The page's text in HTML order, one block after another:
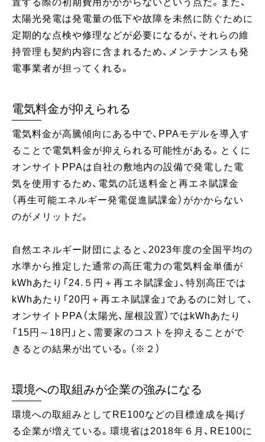
置する際の初期費用がかからないという点だ。また、
太陽光発電は発電量の低下や故障を未然に防ぐために
定期的な点検や修理などが必要になるが、それらの維
持管理も契約内容に含まれるため、メンテナンスも発
電事業者が担ってくれる。
電気料金が抑えられる
電気料金が高騰傾向にある中で、PPAモデルを導入す
ることで電気料金が抑えられる可能性がある。とくに
オンサイトPPAは自社の敷地内の設備で発電した電
気を使用するため、電気の託送料金と再エネ賦課金
（再生可能エネルギー発電促進賦課金）がかからない
のがメリットだ。
自然エネルギー財団によると、2023年度の全国平均の
水準から推定した通常の高圧電力の電気料金単価が
kWhあたり「24.５円＋再エネ賦課金」、特別高圧では
kWhあたり「20円＋再エネ賦課金」であるのに対して、
オンサイトPPA（太陽光、屋根設置）ではkWhあたり
「15円～18円」と、需要家のコストを抑えることがで
きるとの結果が出ている。（※２）
環境への取組みが企業の強みになる
環境への取組みとしてRE100などの目標達成を掲げ
る企業が増えている。環境省は2018年６月、RE100に